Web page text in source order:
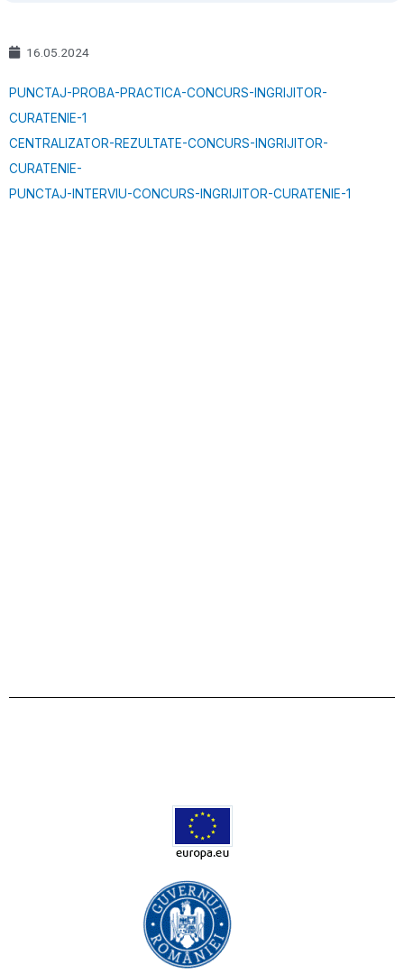
16.05.2024
PUNCTAJ-PROBA-PRACTICA-CONCURS-INGRIJITOR-
CURATENIE-1
CENTRALIZATOR-REZULTATE-CONCURS-INGRIJITOR-
CURATENIE-
PUNCTAJ-INTERVIU-CONCURS-INGRIJITOR-CURATENIE-1